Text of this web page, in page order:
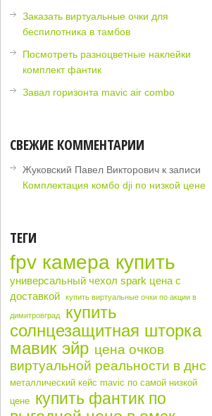
Заказать виртуальные очки для
беспилотника в тамбов
Посмотреть разноцветные наклейки
комплект фантик
Завал горизонта mavic air combo
СВЕЖИЕ КОММЕНТАРИИ
Жуковский Павел Викторович к записи
Комплектация комбо dji по низкой цене
ТЕГИ
fpv камера купить
универсальный чехол spark цена с
доставкой
купить виртуальные очки по акции в
димитровград
купить
солнцезащитная шторка
мавик эйр цена очков
виртуальной реальности в днс
металлический кейс mavic по самой низкой
цене купить фантик по